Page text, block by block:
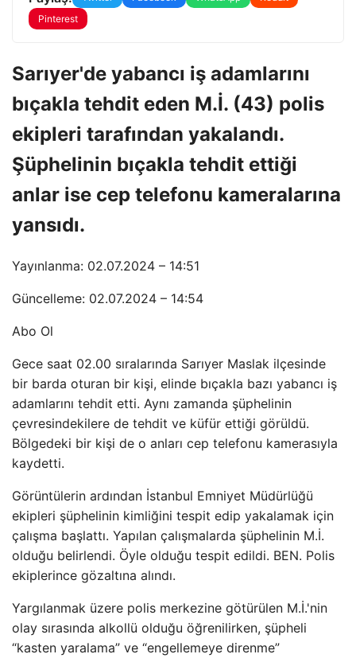
Pinterest
Sarıyer'de yabancı iş adamlarını
bıçakla tehdit eden M.İ. (43) polis
ekipleri tarafından yakalandı.
Şüphelinin bıçakla tehdit ettiği
anlar ise cep telefonu kameralarına
yansıdı.
Yayınlanma: 02.07.2024 – 14:51
Güncelleme: 02.07.2024 – 14:54
Abo Ol
Gece saat 02.00 sıralarında Sarıyer Maslak ilçesinde
bir barda oturan bir kişi, elinde bıçakla bazı yabancı iş
adamlarını tehdit etti. Aynı zamanda şüphelinin
çevresindekilere de tehdit ve küfür ettiği görüldü.
Bölgedeki bir kişi de o anları cep telefonu kamerasıyla
kaydetti.
Görüntülerin ardından İstanbul Emniyet Müdürlüğü
ekipleri şüphelinin kimliğini tespit edip yakalamak için
çalışma başlattı. Yapılan çalışmalarda şüphelinin M.İ.
olduğu belirlendi. Öyle olduğu tespit edildi. BEN. Polis
ekiplerince gözaltına alındı.
Yargılanmak üzere polis merkezine götürülen M.İ.'nin
olay sırasında alkollü olduğu öğrenilirken, şüpheli
“kasten yaralama” ve “engellemeye direnme”